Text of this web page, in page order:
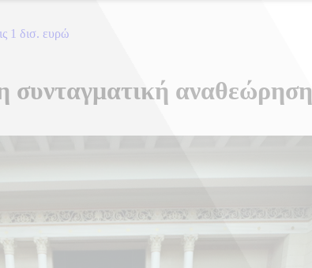
1 δισ. ευρώ
συνταγματική αναθεώρηση